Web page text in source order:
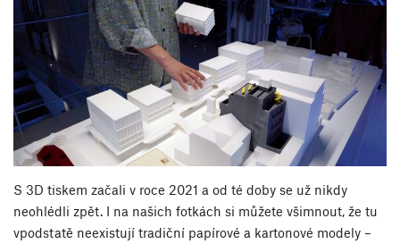
S 3D tiskem začali v roce 2021 a od té doby se už nikdy
neohlédli zpět. I na našich fotkách si můžete všimnout, že tu
vpodstatě neexistují tradiční papírové a kartonové modely –